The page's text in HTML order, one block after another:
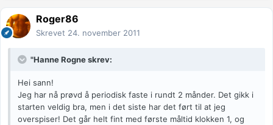
Roger86
Skrevet 24. november 2011
"Hanne Rogne skrev:
Hei sann!
Jeg har nå prøvd å periodisk faste i rundt 2 månder. Det gikk i
starten veldig bra, men i det siste har det ført til at jeg
overspiser! Det går helt fint med første måltid klokken 1, og